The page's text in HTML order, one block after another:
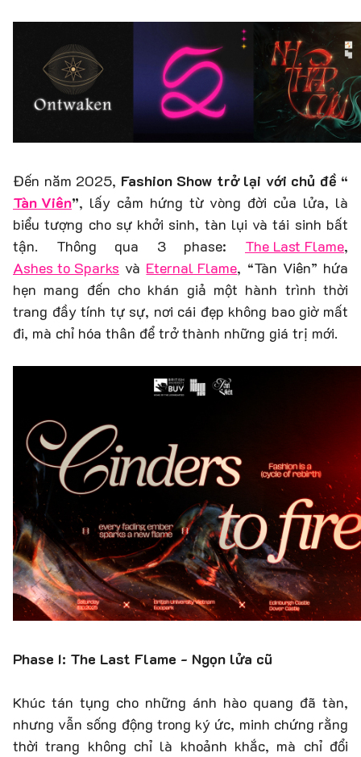
Đến năm 2025, Fashion Show trở lại với chủ đề “
Tàn Viên”, lấy cảm hứng từ vòng đời của lửa, là
biểu tượng cho sự khởi sinh, tàn lụi và tái sinh bất
tận. Thông qua 3 phase: The Last Flame,
Ashes to Sparks và Eternal Flame, “Tàn Viên” hứa
hẹn mang đến cho khán giả một hành trình thời
trang đầy tính tự sự, nơi cái đẹp không bao giờ mất
đi, mà chỉ hóa thân để trở thành những giá trị mới.
Phase I: The Last Flame - Ngọn lửa cũ
Khúc tán tụng cho những ánh hào quang đã tàn,
nhưng vẫn sống động trong ký ức, minh chứng rằng
thời trang không chỉ là khoảnh khắc, mà chỉ đổi